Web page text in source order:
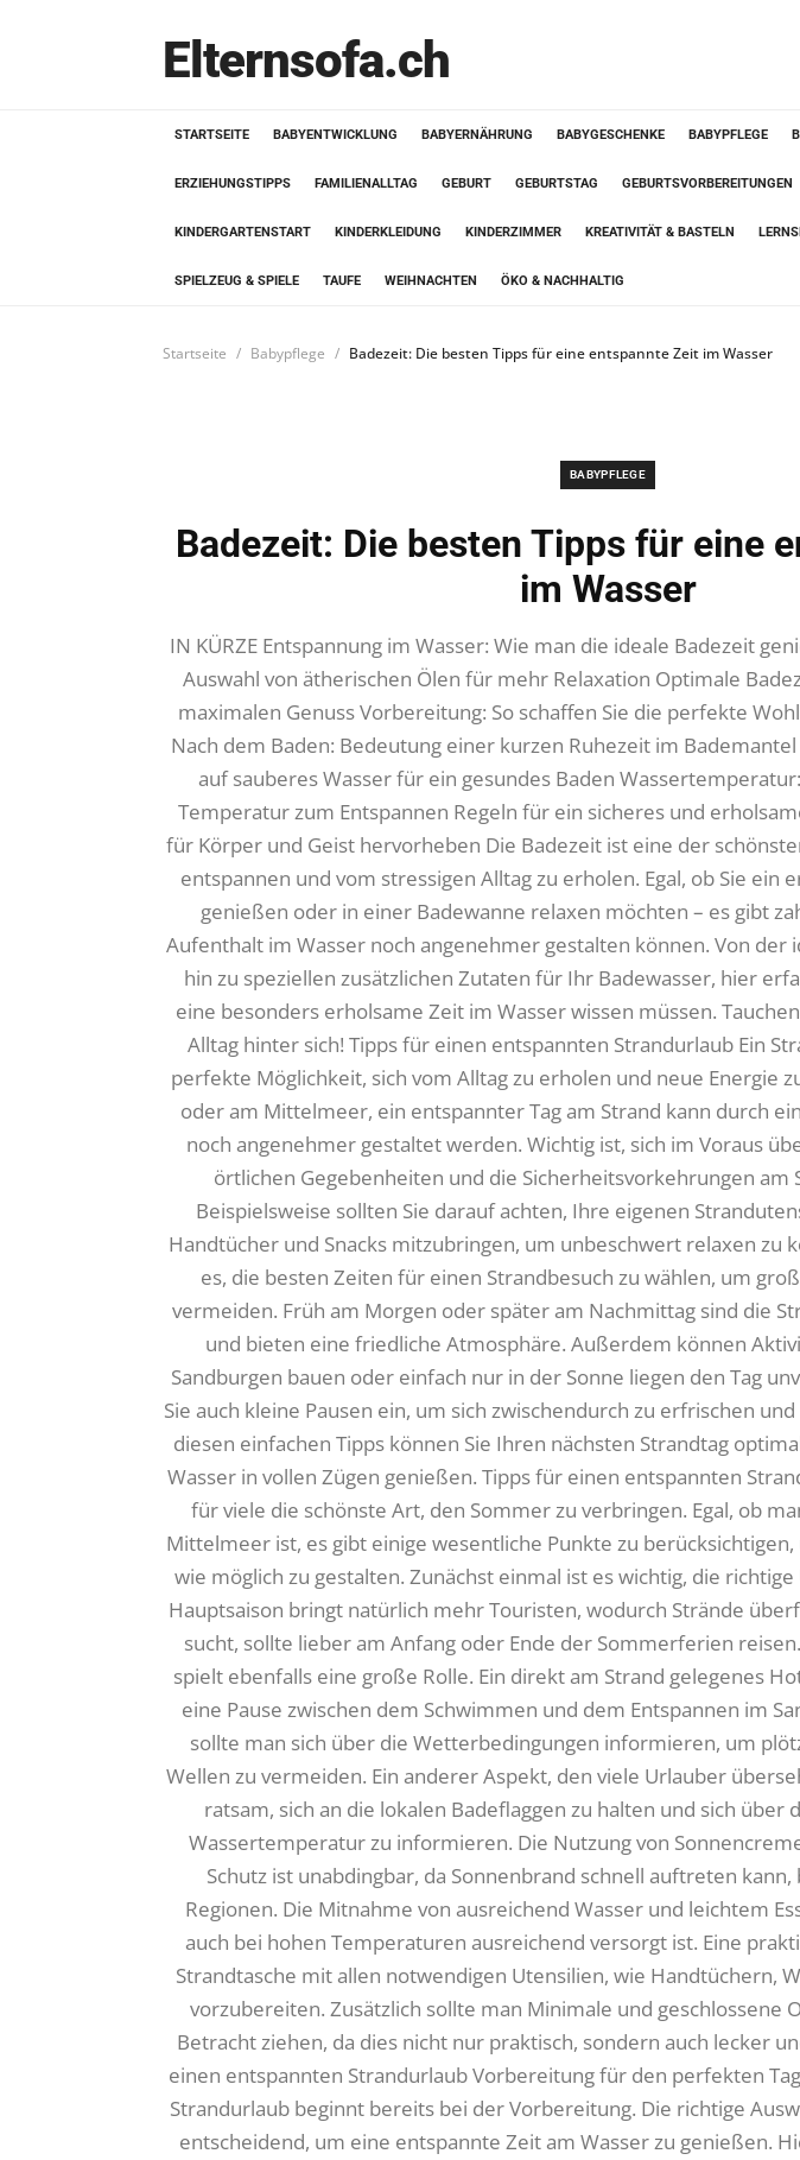
Elternsofa.ch
STARTSEITE BABYENTWICKLUNG BABYERNÄHRUNG BABYGESCHENKE BABYPFLEGE
ERZIEHUNGSTIPPS FAMILIENALLTAG GEBURT GEBURTSTAG GEBURTSVORBEREITUNGEN
KINDERGARTENSTART KINDERKLEIDUNG KINDERZIMMER KREATIVITÄT & BASTELN
SPIELZEUG & SPIELE TAUFE WEIHNACHTEN ÖKO & NACHHALTIG
Startseite Babypflege Badezeit: Die besten Tipps für eine entspannte Zeit im Wasser
BABYPFLEGE
Badezeit: Die besten Tipps für eine
im Wasser
IN KÜRZE Entspannung im Wasser: Wie man die ideale Badezeit
Auswahl von ätherischen Ölen für mehr Relaxation Optimale
maximalen Genuss Vorbereitung: So schaffen Sie die perfekte
Nach dem Baden: Bedeutung einer kurzen Ruhezeit im
auf sauberes Wasser für ein gesundes Baden
Temperatur zum Entspannen Regeln für ein sicheres und
für Körper und Geist hervorheben Die Badezeit ist eine der
entspannen und vom stressigen Alltag zu erholen. Egal, ob Sie ein
genießen oder in einer Badewanne relaxen möchten – es gibt
Aufenthalt im Wasser noch angenehmer gestalten können. Von der
hin zu speziellen zusätzlichen Zutaten für Ihr Badewasser, hier
eine besonders erholsame Zeit im Wasser wissen müssen.
Alltag hinter sich! Tipps für einen entspannten Strandurlaub Ein
perfekte Möglichkeit, sich vom Alltag zu erholen und neue Energie
oder am Mittelmeer, ein entspannter Tag am Strand kann durch
noch angenehmer gestaltet werden. Wichtig ist, sich im Voraus
örtlichen Gegebenheiten und die Sicherheitsvorkehrungen am
Beispielsweise sollten Sie darauf achten, Ihre eigenen
Handtücher und Snacks mitzubringen, um unbeschwert relaxen zu
es, die besten Zeiten für einen Strandbesuch zu wählen, um
vermeiden. Früh am Morgen oder später am Nachmittag sind die
und bieten eine friedliche Atmosphäre. Außerdem können
Sandburgen bauen oder einfach nur in der Sonne liegen den Tag
Sie auch kleine Pausen ein, um sich zwischendurch zu erfrischen
diesen einfachen Tipps können Sie Ihren nächsten Strandtag
Wasser in vollen Zügen genießen. Tipps für einen entspannten
für viele die schönste Art, den Sommer zu verbringen. Egal, ob
Mittelmeer ist, es gibt einige wesentliche Punkte zu
wie möglich zu gestalten. Zunächst einmal ist es wichtig, die
Hauptsaison bringt natürlich mehr Touristen, wodurch Strände
sucht, sollte lieber am Anfang oder Ende der Sommerferien
spielt ebenfalls eine große Rolle. Ein direkt am Strand gelegenes
eine Pause zwischen dem Schwimmen und dem Entspannen im
sollte man sich über die Wetterbedingungen informieren, um
Wellen zu vermeiden. Ein anderer Aspekt, den viele Urlauber
ratsam, sich an die lokalen Badeflaggen zu halten und sich über
Wassertemperatur zu informieren. Die Nutzung von
Schutz ist unabdingbar, da Sonnenbrand schnell auftreten
Regionen. Die Mitnahme von ausreichend Wasser und leichtem
auch bei hohen Temperaturen ausreichend versorgt ist. Eine
Strandtasche mit allen notwendigen Utensilien, wie Handtüchern,
vorzubereiten. Zusätzlich sollte man Minimale und geschlossene
Betracht ziehen, da dies nicht nur praktisch, sondern auch lecker
einen entspannten Strandurlaub Vorbereitung für den perfekten
Strandurlaub beginnt bereits bei der Vorbereitung. Die richtige
entscheidend, um eine entspannte Zeit am Wasser zu genießen.